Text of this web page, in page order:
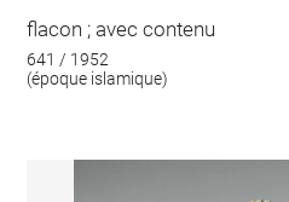
flacon ; avec contenu
641 / 1952
(époque islamique)